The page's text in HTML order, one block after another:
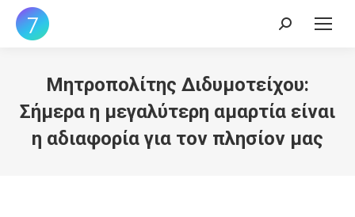
Search:
Μητροπολίτης Διδυμοτείχου:
Σήμερα η μεγαλύτερη αμαρτία είναι
η αδιαφορία για τον πλησίον μας